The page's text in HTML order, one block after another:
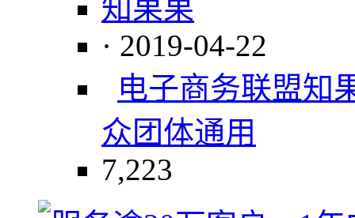
知果果
· 2019-04-22
电子商务联盟知
众团体通用
7,223